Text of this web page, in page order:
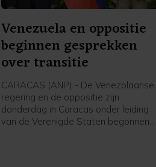
Venezuela en oppositie
beginnen gesprekken
over transitie
CARACAS (ANP) - De Venezolaanse
regering en de oppositie zijn
donderdag in Caracas onder leiding
van de Verenigde Staten begonnen